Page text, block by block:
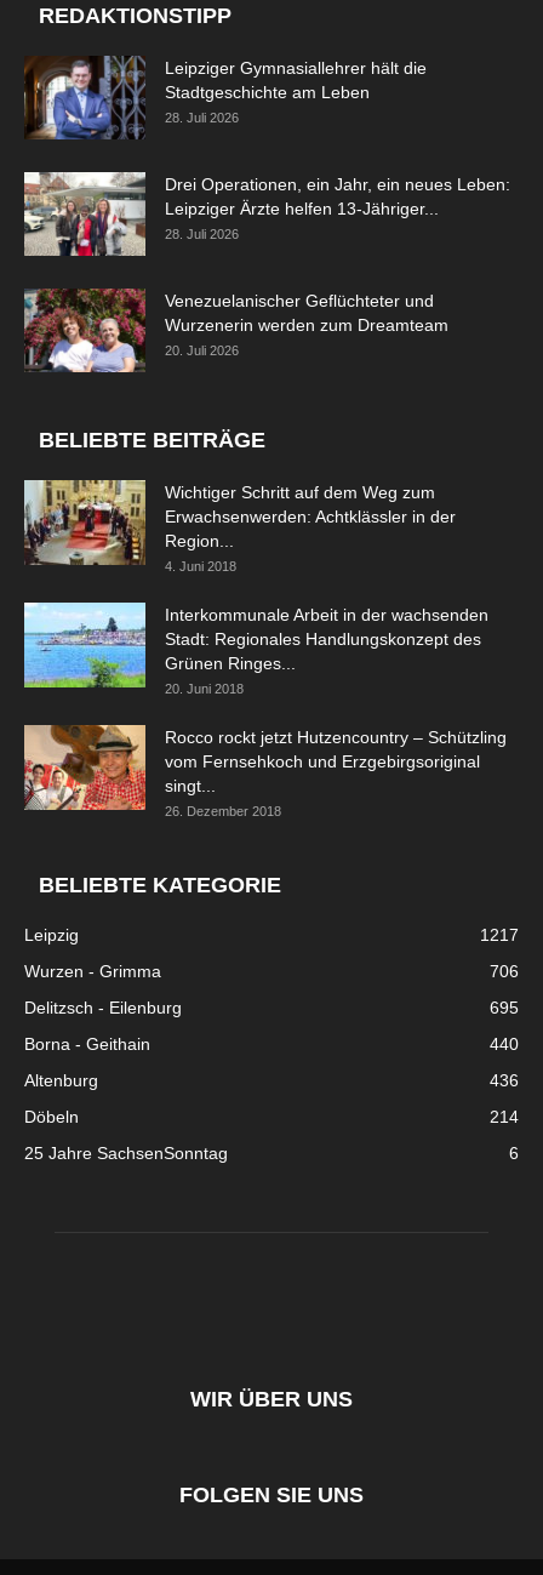
REDAKTIONSTIPP
Leipziger Gymnasiallehrer hält die
Stadtgeschichte am Leben
28. Juli 2026
Drei Operationen, ein Jahr, ein neues Leben:
Leipziger Ärzte helfen 13-Jähriger...
28. Juli 2026
Venezuelanischer Geflüchteter und
Wurzenerin werden zum Dreamteam
20. Juli 2026
BELIEBTE BEITRÄGE
Wichtiger Schritt auf dem Weg zum
Erwachsenwerden: Achtklässler in der
Region...
4. Juni 2018
Interkommunale Arbeit in der wachsenden
Stadt: Regionales Handlungskonzept des
Grünen Ringes...
20. Juni 2018
Rocco rockt jetzt Hutzencountry – Schützling
vom Fernsehkoch und Erzgebirgsoriginal
singt...
26. Dezember 2018
BELIEBTE KATEGORIE
Leipzig
1217
Wurzen - Grimma
706
Delitzsch - Eilenburg
695
Borna - Geithain
440
Altenburg
436
Döbeln
214
25 Jahre SachsenSonntag
6
WIR ÜBER UNS
FOLGEN SIE UNS